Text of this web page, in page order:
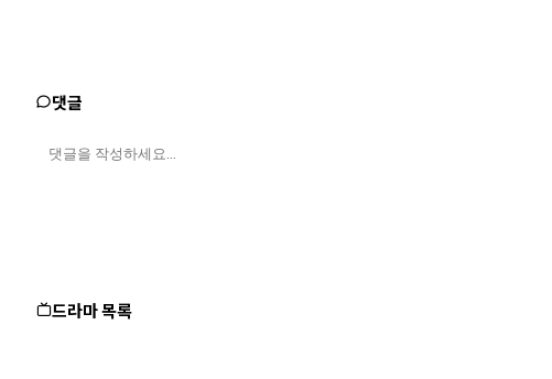
댓글
드라마 목록